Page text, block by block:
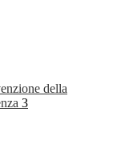
della
3